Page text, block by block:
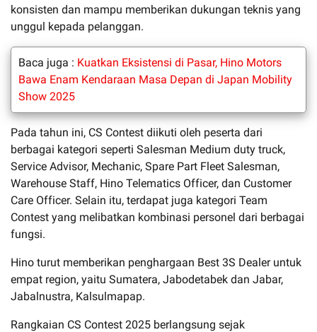
konsisten dan mampu memberikan dukungan teknis yang
unggul kepada pelanggan.
Baca juga : Kuatkan Eksistensi di Pasar, Hino Motors
Bawa Enam Kendaraan Masa Depan di Japan Mobility
Show 2025
Pada tahun ini, CS Contest diikuti oleh peserta dari
berbagai kategori seperti Salesman Medium duty truck,
Service Advisor, Mechanic, Spare Part Fleet Salesman,
Warehouse Staff, Hino Telematics Officer, dan Customer
Care Officer. Selain itu, terdapat juga kategori Team
Contest yang melibatkan kombinasi personel dari berbagai
fungsi.
Hino turut memberikan penghargaan Best 3S Dealer untuk
empat region, yaitu Sumatera, Jabodetabek dan Jabar,
Jabalnustra, Kalsulmapap.
Rangkaian CS Contest 2025 berlangsung sejak